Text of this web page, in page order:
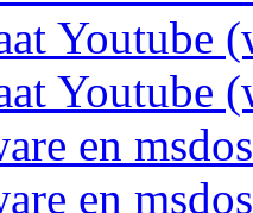
Youtube
Youtube
en
en